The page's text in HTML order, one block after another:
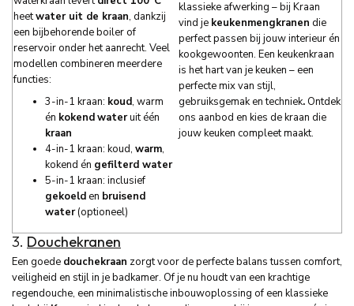
heetwater uit de kraan, dankzij
een bijbehorende boiler of
reservoir onder het aanrecht. Veel
modellen combineren meerdere
functies:
3-in-1 kraan: koud, warm
én kokendwateruit één
kraan
4-in-1 kraan: koud, warm,
kokend én gefilterd water
5-in-1 kraan: inclusief
gekoelden bruisend
water(optioneel)
klassieke afwerking – bij Kraan
vind je keukenmengkranen die
perfect passen bij jouw interieur én
kookgewoonten. Een keukenkraan
is het hart van je keuken – een
perfecte mix van stijl,
gebruiksgemak en techniek. Ontdek
ons aanbod en kies de kraan die
jouw keuken compleet maakt.
3. Douchekranen
Een goede douchekraan zorgt voor de perfecte balans tussen comfort,
veiligheid en stijl in je badkamer. Of je nu houdt van een krachtige
regendouche, een minimalistische inbouwoplossing of een klassieke